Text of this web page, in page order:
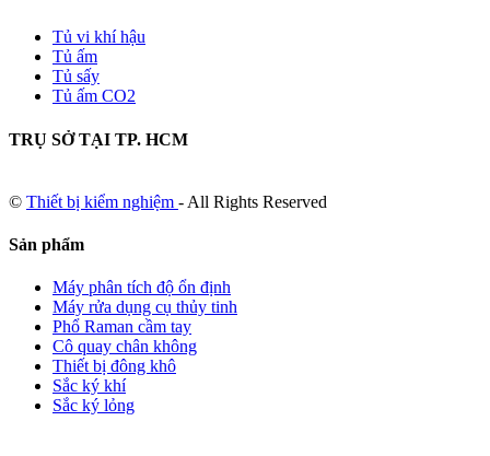
Tủ vi khí hậu
Tủ ấm
Tủ sấy
Tủ ấm CO2
TRỤ SỞ TẠI TP. HCM
© Thiết bị kiểm nghiệm - All Rights Reserved
Sản phẩm
Máy phân tích độ ổn định
Máy rửa dụng cụ thủy tinh
Phổ Raman cầm tay
Cô quay chân không
Thiết bị đông khô
Sắc ký khí
Sắc ký lỏng